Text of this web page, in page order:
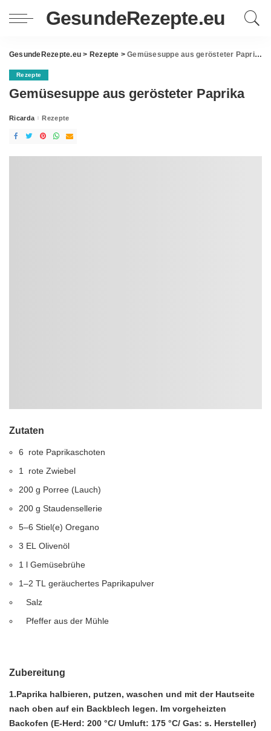
GesundeRezepte.eu
GesundeRezepte.eu > Rezepte >Gemüsesuppe aus gerösteter Paprika
Rezepte
Gemüsesuppe aus gerösteter Paprika
Posted
Ricarda Rezepte
Zutaten
6
rote Paprikaschoten
1
rote Zwiebel
200 g Porree (Lauch)
200 g Staudensellerie
5–6 Stiel(e) Oregano
3 EL Olivenöl
1 l Gemüsebrühe
1–2 TL geräuchertes Paprikapulver
Salz
Pfeffer aus der Mühle
Zubereitung
1.Paprika halbieren, putzen, waschen und mit der Hautseite
nach oben auf ein Backblech legen. Im vorgeheizten
Backofen (E-Herd: 200 °C/ Umluft: 175 °C/ Gas: s. Hersteller)